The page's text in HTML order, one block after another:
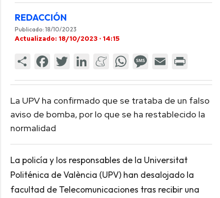
REDACCIÓN
Publicado: 18/10/2023
Actualizado: 18/10/2023 · 14:15
La UPV ha confirmado que se trataba de un falso
aviso de bomba, por lo que se ha restablecido la
normalidad
La policía y los responsables de la Universitat
Politénica de València (UPV) han desalojado la
facultad de Telecomunicaciones tras recibir una